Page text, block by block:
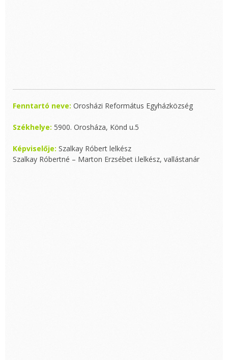
Fenntartó neve: Orosházi Református Egyházközség
Székhelye: 5900. Orosháza, Könd u.5
Képviselője: Szalkay Róbert lelkész
Szalkay Róbertné – Marton Erzsébet i.lelkész, vallástanár